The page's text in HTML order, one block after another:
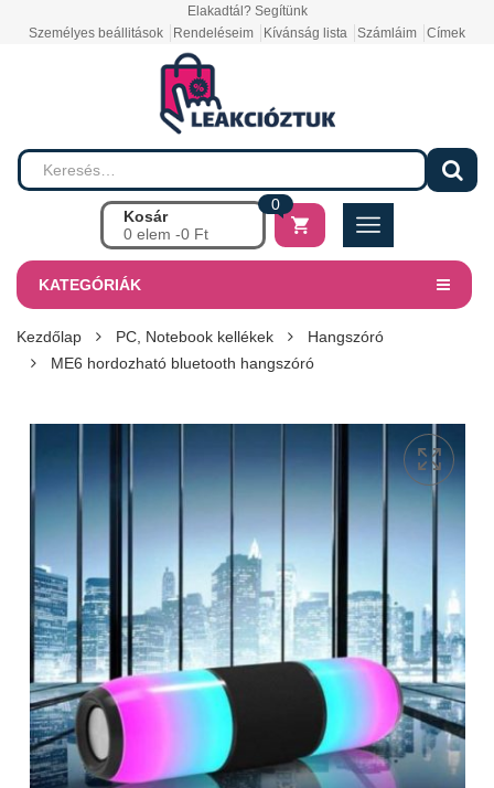
Elakadtál? Segítünk
Személyes beállitások
Rendeléseim Kívánság lista Számláim Címek
Kosár
0 elem -0 Ft
0
KATEGÓRIÁK
Kezdőlap PC, Notebook kellékek
Hangszóró
ME6 hordozható bluetooth hangszóró